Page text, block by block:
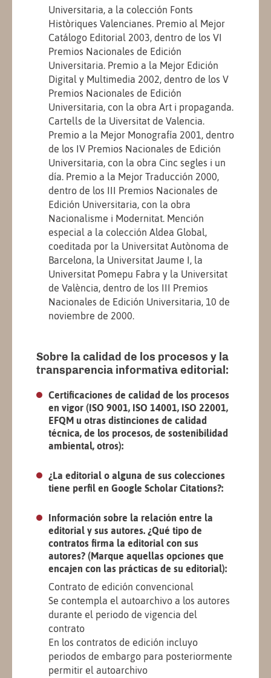
Universitaria, a la colección Fonts
Històriques Valencianes. Premio al Mejor
Catálogo Editorial 2003, dentro de los VI
Premios Nacionales de Edición
Universitaria. Premio a la Mejor Edición
Digital y Multimedia 2002, dentro de los V
Premios Nacionales de Edición
Universitaria, con la obra Art i propaganda.
Cartells de la Uiversitat de Valencia.
Premio a la Mejor Monografía 2001, dentro
de los IV Premios Nacionales de Edición
Universitaria, con la obra Cinc segles i un
día. Premio a la Mejor Traducción 2000,
dentro de los III Premios Nacionales de
Edición Universitaria, con la obra
Nacionalisme i Modernitat. Mención
especial a la colección Aldea Global,
coeditada por la Universitat Autònoma de
Barcelona, la Universitat Jaume I, la
Universitat Pomepu Fabra y la Universitat
de València, dentro de los III Premios
Nacionales de Edición Universitaria, 10 de
noviembre de 2000.
Sobre la calidad de los procesos y la
transparencia informativa editorial:
Certificaciones de calidad de los procesos
en vigor (ISO 9001, ISO 14001, ISO 22001,
EFQM u otras distinciones de calidad
técnica, de los procesos, de sostenibilidad
ambiental, otros):
¿La editorial o alguna de sus colecciones
tiene perfil en Google Scholar Citations?:
Información sobre la relación entre la
editorial y sus autores. ¿Qué tipo de
contratos firma la editorial con sus
autores? (Marque aquellas opciones que
encajen con las prácticas de su editorial):
Contrato de edición convencional
Se contempla el autoarchivo a los autores
durante el periodo de vigencia del
contrato
En los contratos de edición incluyo
periodos de embargo para posteriormente
permitir el autoarchivo